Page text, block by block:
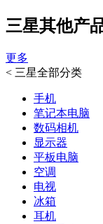
三星其他产
更多
< 三星全部分类
手机
笔记本电脑
数码相机
显示器
平板电脑
空调
电视
冰箱
耳机